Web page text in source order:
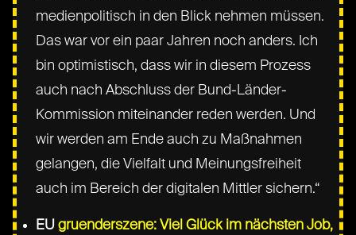
medienpolitisch in den Blick nehmen müssen.
Das war vor ein paar Jahren noch anders. Ich
bin optimistisch, dass wir in diesem Prozess
auch nach Abschluss der Bund-Länder-
Kommission miteinander reden werden. Und
wir werden am Ende auch zu Maßnahmen
gelangen, die Vielfalt und Meinungsfreiheit
auch im Bereich der digitalen Mittler sichern.“
EUgruenderszene: Viel Glück im nächsten Job,